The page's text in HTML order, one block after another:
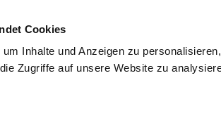
Cookies
Inhalte und Anzeigen zu
Zugriffe auf unsere Website zu